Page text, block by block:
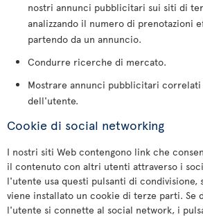
nostri annunci pubblicitari sui siti di
analizzando il numero di prenotazioni
partendo da un annuncio.
Condurre ricerche di mercato.
Mostrare annunci pubblicitari
dell'utente.
Cookie di social networking
I nostri siti Web contengono link che
il contenuto con altri utenti attraverso i
l'utente usa questi pulsanti di condivisione,
viene installato un cookie di terze parti. Se
l'utente si connette al social network, i